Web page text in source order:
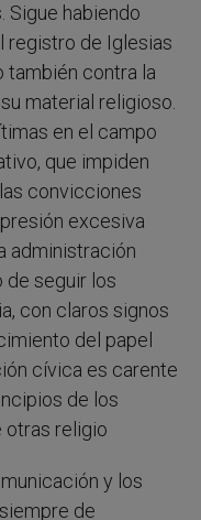
Sigue habiendo
registro de Iglesias
también contra la
material religioso.
en el campo
que impiden
convicciones
excesiva
administración
de seguir los
con claros signos
del papel
cívica es carente
de los
otras religio
y los
de